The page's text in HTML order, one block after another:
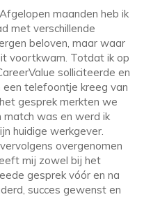
maanden heb ik
met verschillende
beloven, maar waar
voortkwam. Totdat ik op
solliciteerde en
een telefoontje kreeg van
gesprek merkten we
match was en werd ik
huidige werkgever.
overgenomen
mij zowel bij het
gesprek vóór en na
succes gewenst en